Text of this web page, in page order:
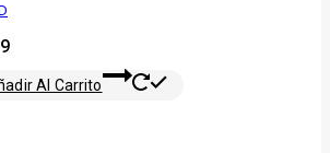
Al Carrito